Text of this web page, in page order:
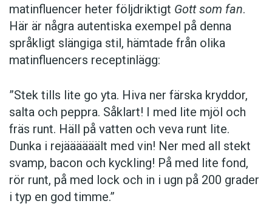
matinfluencer heter följd­riktigt Gott som fan.
Här är några autentiska ­exempel på denna
språkligt slängiga stil, ­hämtade från olika
matinfluencers receptinlägg:
”Stek tills lite go yta. Hiva ner färska kryddor,
salta och peppra. Såklart! I med lite mjöl och
fräs runt. Häll på vatten och veva runt lite.
Dunka i rejäääääält med vin! Ner med all stekt
svamp, bacon och kyckling! På med lite fond,
rör runt, på med lock och in i ugn på 200 grader
i typ en god timme.”